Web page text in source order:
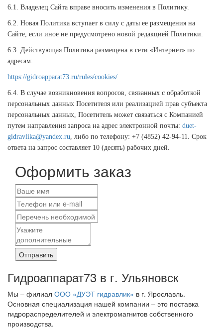
6.1. Владелец Сайта вправе вносить изменения в Политику.
6.2. Новая Политика вступает в силу с даты ее размещения на
Сайте, если иное не предусмотрено новой редакцией Политики.
6.3. Действующая Политика размещена в сети «Интернет» по
адресам:
https://gidroapparat73.ru/rules/cookies/
6.4. В случае возникновения вопросов, связанных с обработкой
персональных данных Посетителя или реализацией прав субъекта
персональных данных, Посетитель может связаться с Компанией
путем направления запроса на адрес электронной почты: duet-
gidravlika@yandex.ru, либо по телефону: +7 (4852) 42-94-11. Срок
ответа на запрос составляет 10 (десять) рабочих дней.
Оформить заказ
Отправить
Гидроаппарат73 в г. Ульяновск
Мы – филиал ООО «ДУЭТ гидравлик» в г. Ярославль.
Основная специализация нашей компании – это поставка
гидрораспределителей и электромагнитов собственного
производства.